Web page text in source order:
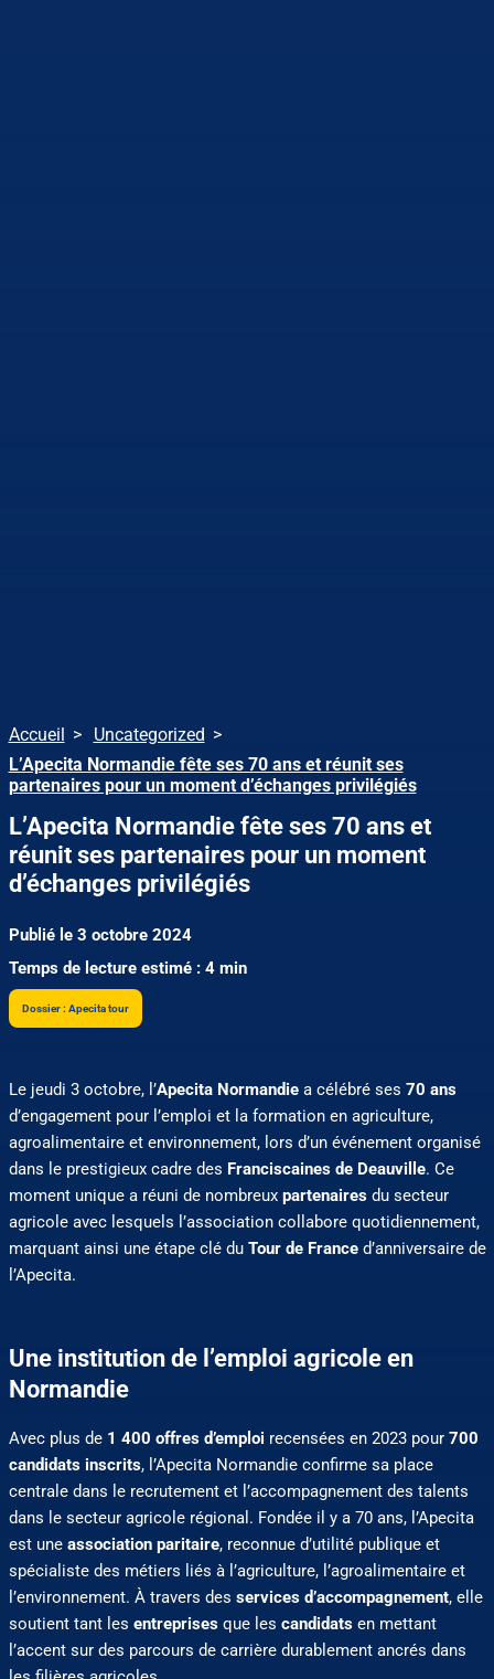
Accueil
Uncategorized
L’Apecita Normandie fête ses 70 ans et réunit ses
partenaires pour un moment d’échanges privilégiés
L’Apecita Normandie fête ses 70 ans et
réunit ses partenaires pour un moment
d’échanges privilégiés
Publié le 3 octobre 2024
Temps de lecture estimé : 4 min
Dossier : Apecita tour
Le jeudi 3 octobre, l’Apecita Normandiea célébré ses 70 ans
d’engagement pour l’emploi et la formation en agriculture,
agroalimentaire et environnement, lors d’un événement organisé
dans le prestigieux cadre des Franciscaines de Deauville. Ce
moment unique a réuni de nombreux partenairesdu secteur
agricole avec lesquels l’association collabore quotidiennement,
marquant ainsi une étape clé du Tour de Franced’anniversaire de
l’Apecita.
Une institution de l’emploi agricole en
Normandie
Avec plus de 1 400 offres d’emploi recensées en 2023 pour 700
candidats inscrits, l’Apecita Normandie confirme sa place
centrale dans le recrutement et l’accompagnement des talents
dans le secteur agricole régional. Fondée il y a 70 ans, l’Apecita
est une association paritaire, reconnue d’utilité publique et
spécialiste des métiers liés à l’agriculture, l’agroalimentaire et
l’environnement. À travers des services d’accompagnement, elle
soutient tant les entreprisesque les candidatsen mettant
l’accent sur des parcours de carrière durablement ancrés dans